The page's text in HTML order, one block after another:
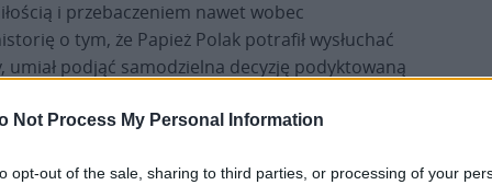
Not Process My Personal Information
opt-out of the sale, sharing to third parties, or processing of your
i przebaczeniem nawet wobec
o tym, że Papież Polak potrafił wysłuchać
podjąć samodzielna decyzję podyktowaną
ojciec wielu powołań